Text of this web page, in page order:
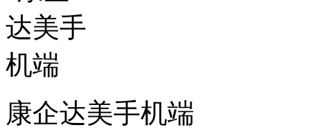
康企达美手机端